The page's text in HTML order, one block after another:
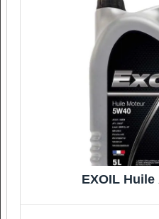
EXOIL